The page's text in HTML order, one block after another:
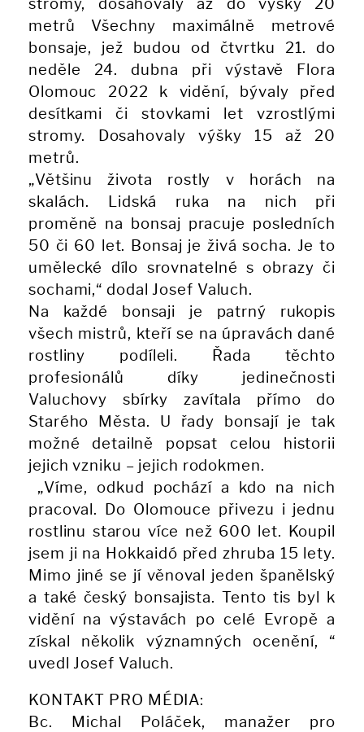
stromy, dosahovaly až do výšky 20
metrů Všechny maximálně metrové
bonsaje, jež budou od čtvrtku 21. do
neděle 24. dubna při výstavě Flora
Olomouc 2022 k vidění, bývaly před
desítkami či stovkami let vzrostlými
stromy. Dosahovaly výšky 15 až 20
metrů.
„Většinu života rostly v horách na
skalách. Lidská ruka na nich při
proměně na bonsaj pracuje posledních
50 či 60 let. Bonsaj je živá socha. Je to
umělecké dílo srovnatelné s obrazy či
sochami,“ dodal Josef Valuch.
Na každé bonsaji je patrný rukopis
všech mistrů, kteří se na úpravách dané
rostliny podíleli. Řada těchto
profesionálů díky jedinečnosti
Valuchovy sbírky zavítala přímo do
Starého Města. U řady bonsají je tak
možné detailně popsat celou historii
jejich vzniku – jejich rodokmen.
„Víme, odkud pochází a kdo na nich
pracoval. Do Olomouce přivezu i jednu
rostlinu starou více než 600 let. Koupil
jsem ji na Hokkaidó před zhruba 15 lety.
Mimo jiné se jí věnoval jeden španělský
a také český bonsajista. Tento tis byl k
vidění na výstavách po celé Evropě a
získal několik významných ocenění, “
uvedl Josef Valuch.
KONTAKT PRO MÉDIA:
Bc. Michal Poláček, manažer pro